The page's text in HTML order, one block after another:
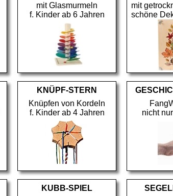
mit Glasmurmeln
f. Kinder ab 6 Jahren
mit
schöne
KNÜPF-STERN
Knüpfen von Kordeln
f. Kinder ab 4 Jahren
nicht
KUBB-SPIEL